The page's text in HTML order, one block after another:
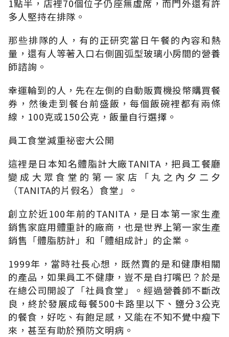
1點半，店裡70個位子仍座無虛席，而門外還有許
多人堅持在排隊。
那些排隊的人，有的正研究當日午餐的內容和熱
量，還有人等著入口右側圓弧型玻璃小房間的營養
師諮詢。
幸運輪到的人，先在左側的自動販賣機投幣購買餐
券，然後走到餐台前盛飯，每個飯碗裡都有兩條
線，100克或150公克，飯量自行選擇。
員工食堂減重祕密大公開
這裡是日本知名體脂計大廠TANITA，把員工餐廳
變成大眾食堂的第一家店「丸之內夕二夕
（TANITA的片假名）食堂」。
創立於近100年前的TANITA，是日本第一家生產
銷售家庭用體重計的廠商，也是世界上第一家生產
銷售「體脂肪計」和「體組成計」的企業。
1999年，當時社長心想，既然賣的是和健康相關
的產品，如果員工不健康，豈不是自打嘴巴？於是
在總公司開設了「社員食堂」。經過營養師不斷改
良，終於發展成每餐500卡路里以下、鹽分3公克
的餐食，好吃、有飽足感，又能在不知不覺中瘦下
來，甚至有助於預防文明病。